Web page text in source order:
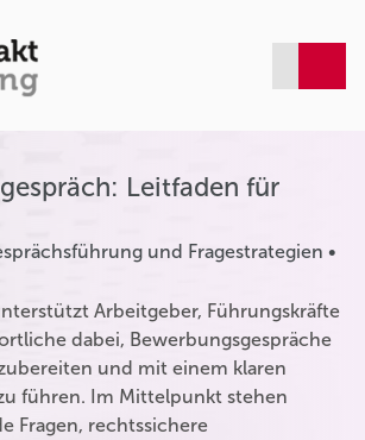
Leitfaden für
und Fragestrategien •
Arbeitgeber, Führungskräfte
dabei, Bewerbungsgespräche
und mit einem klaren
führen. Im Mittelpunkt stehen
Fragen, rechtssichere